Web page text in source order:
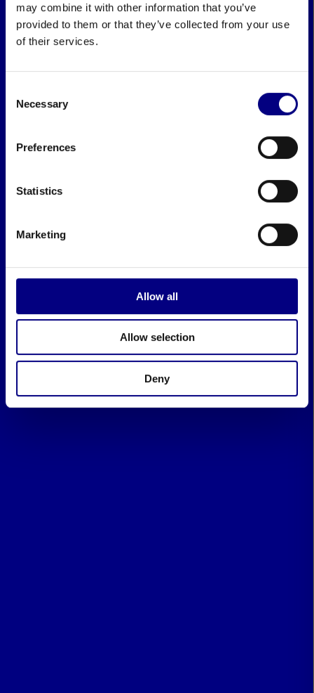
may combine it with other information that you’ve
provided to them or that they’ve collected from your use
of their services.
Selection
Necessary
Preferences
Statistics
Marketing
Allow all
Allow selection
Deny